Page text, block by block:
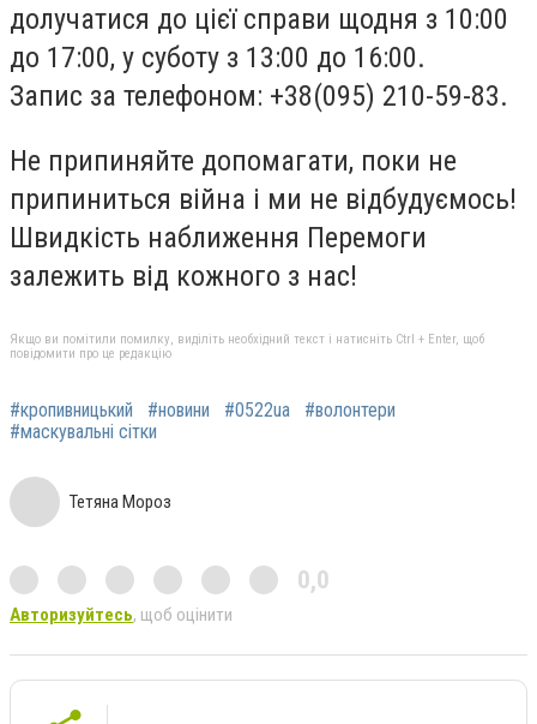
долучатися до цієї справи щодня з 10:00
до 17:00, у суботу з 13:00 до 16:00.
Запис за телефоном: +38(095) 210-59-83.
Не припиняйте допомагати, поки не
припиниться війна і ми не відбудуємось!
Швидкість наближення Перемоги
залежить від кожного з нас!
Якщо ви помітили помилку, виділіть необхідний текст і натисніть Ctrl + Enter, щоб
повідомити про це редакцію
#кропивницький #новини #0522ua
#волонтери
#маскувальні сітки
Тетяна Мороз
0,0
Авторизуйтесь, щоб оцінити